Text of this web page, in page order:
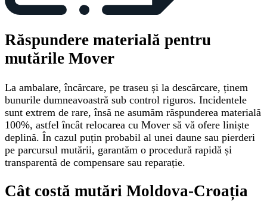
Răspundere materială pentru
mutările Mover
La ambalare, încărcare, pe traseu și la descărcare, ținem
bunurile dumneavoastră sub control riguros. Incidentele
sunt extrem de rare, însă ne asumăm răspunderea materială
100%, astfel încât relocarea cu Mover să vă ofere liniște
deplină. În cazul puțin probabil al unei daune sau pierderi
pe parcursul mutării, garantăm o procedură rapidă și
transparentă de compensare sau reparație.
Cât costă mutări Moldova-Croația